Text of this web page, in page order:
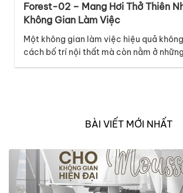
Forest-02 – Mang Hơi Thở Thiên
Không Gian Làm Việc
Một không gian làm việc hiệu quả
cách bố trí nội thất mà còn nằm ở
tưởng chừng nhỏ như bề mặt sàn.
BÀI VIẾT MỚI NHẤT